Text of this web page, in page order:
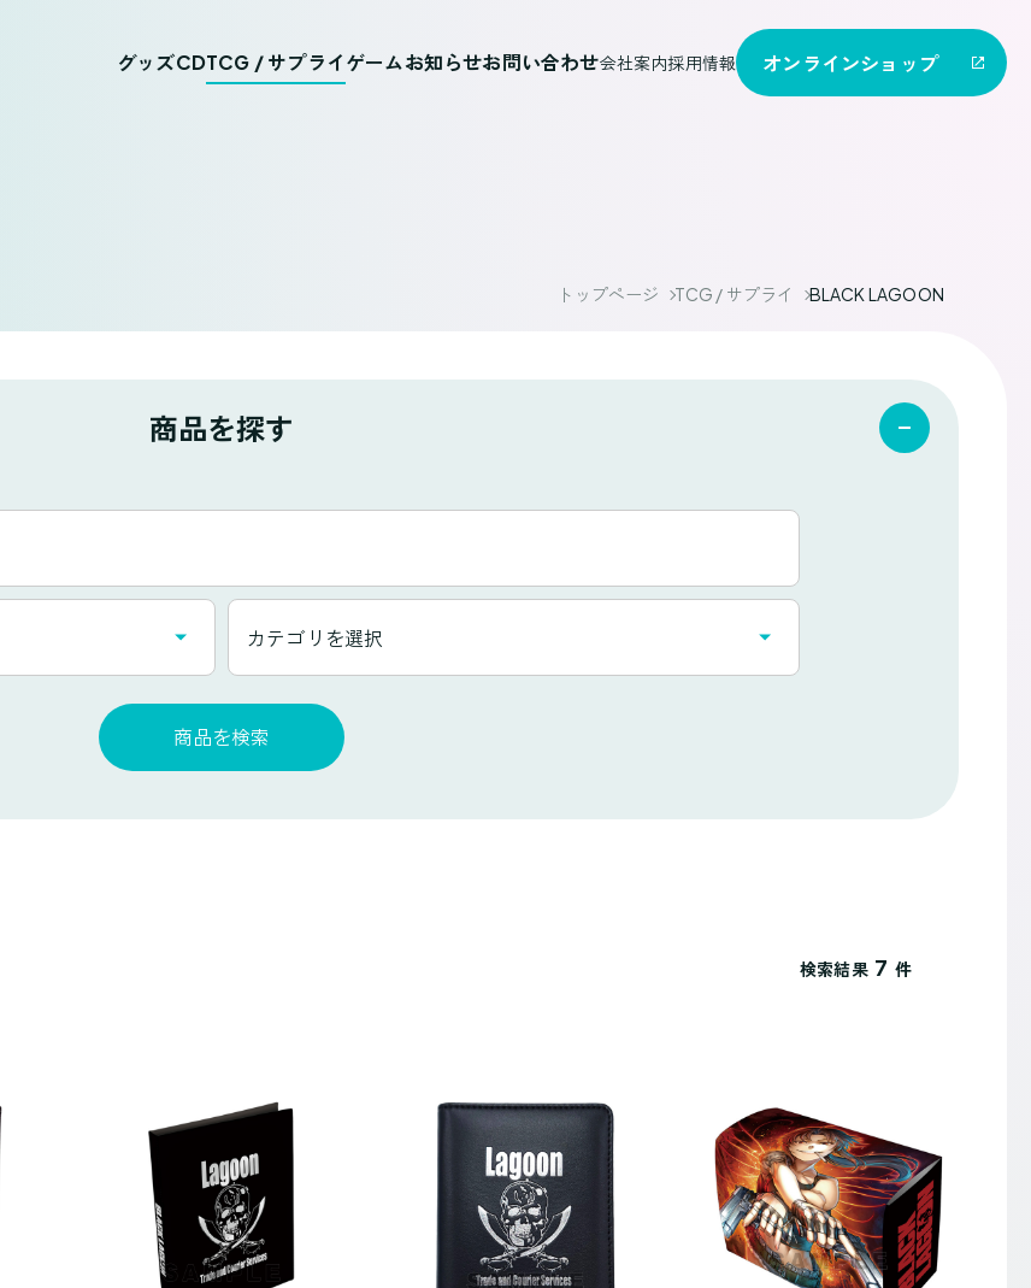
グッズCDTCG / サプライゲームお知らせお問い合わせ会社案内採用情報 オンラインショップ
トップページ TCG / サプライ BLACK LAGOON
商品を探す
リ
一
カテゴリを選択
商品を検索
検索結果 7 件